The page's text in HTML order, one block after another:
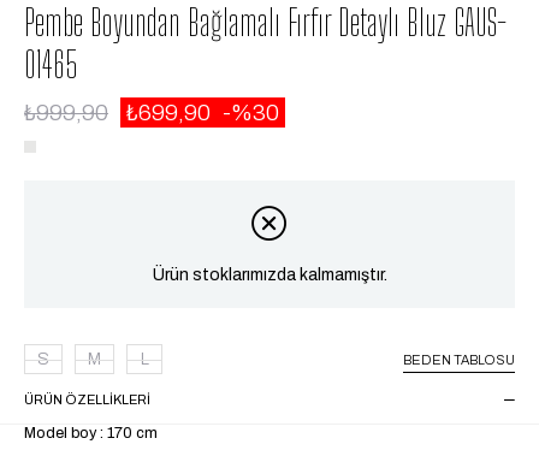
Pembe Boyundan Bağlamalı Fırfır Detaylı Bluz GAUS-
01465
₺999,90 ₺699,90 30
Ürün stoklarımızda kalmamıştır.
S M L BEDEN TABLOSU
ÜRÜN ÖZELLIKLERI
Model boy : 170 cm